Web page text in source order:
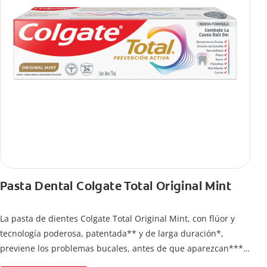
Pasta Dental Colgate Total Original Mint
La pasta de dientes Colgate Total Original Mint, con flúor y
tecnología poderosa, patentada** y de larga duración*,
previene los problemas bucales, antes de que aparezcan****.